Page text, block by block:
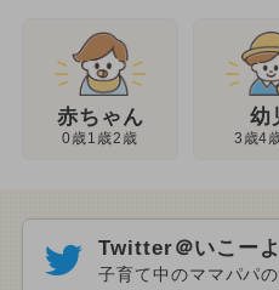
赤ちゃん
0歳1歳2歳
幼
3歳4
Twitter＠いこーよ
子育て中のママパパ